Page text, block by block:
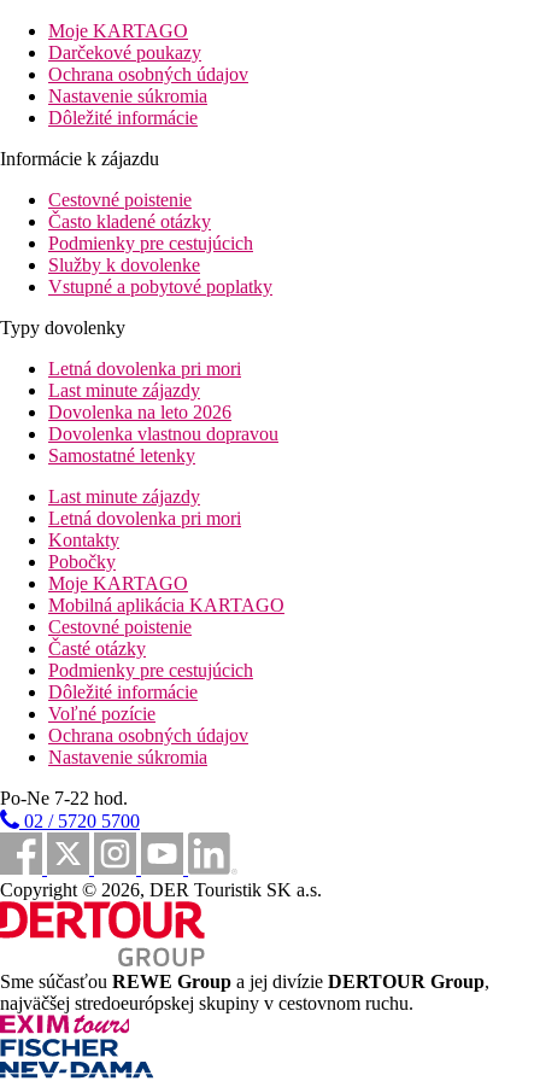
Popis izby
Vybavenie: kúpelna, fén, minibar, klimatizácia, Wi-Fi, TV,
telefón, trezor
Šport a zábava
Ranajky formou bufetu
Používané platobné karty
American Express, Visa, Mastercard, Diners Club, JCB
12 km
Vzdialenosť od najbližšieho letiska
6 km
Vzdialenosť k pláži
5 km
Golfové ihrisko
Pláž
Plážová dovolenka
Fotogaléria
Moje KARTAGO
Darčekové poukazy
Ochrana osobných údajov
Nastavenie súkromia
Dôležité informácie
Informácie k zájazdu
Cestovné poistenie
Často kladené otázky
Podmienky pre cestujúcich
Služby k dovolenke
Vstupné a pobytové poplatky
Typy dovolenky
Letná dovolenka pri mori
Last minute zájazdy
Dovolenka na leto 2026
Dovolenka vlastnou dopravou
Samostatné letenky
Last minute zájazdy
Letná dovolenka pri mori
Kontakty
Pobočky
Moje KARTAGO
Mobilná aplikácia KARTAGO
Cestovné poistenie
Časté otázky
Podmienky pre cestujúcich
Dôležité informácie
Voľné pozície
Ochrana osobných údajov
Nastavenie súkromia
Po-Ne 7-22 hod.
02 / 5720 5700
Copyright © 2026, DER Touristik SK a.s.
Sme súčasťou REWE Group a jej divízie DERTOUR Group,
najväčšej stredoeurópskej skupiny v cestovnom ruchu.